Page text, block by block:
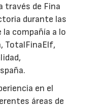
través de Fina
durante las
la compañía a lo
TotalFinaElf,
en el
áreas de